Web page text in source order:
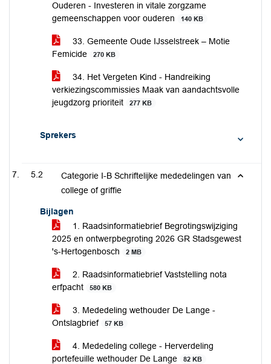
Ouderen - Investeren in vitale zorgzame
gemeenschappen voor ouderen
140 KB
33. Gemeente Oude IJsselstreek – Motie
Femicide
270 KB
34. Het Vergeten Kind - Handreiking
verkiezingscommissies Maak van aandachtsvolle
jeugdzorg prioriteit
277 KB
Sprekers
5.2
Categorie I-B Schriftelijke mededelingen van
college of griffie
Bijlagen
1. Raadsinformatiebrief Begrotingswijziging
2025 en ontwerpbegroting 2026 GR Stadsgewest
's-Hertogenbosch
2 MB
2. Raadsinformatiebrief Vaststelling nota
erfpacht
580 KB
3. Mededeling wethouder De Lange -
Ontslagbrief
57 KB
4. Mededeling college - Herverdeling
portefeuille wethouder De Lange
82 KB